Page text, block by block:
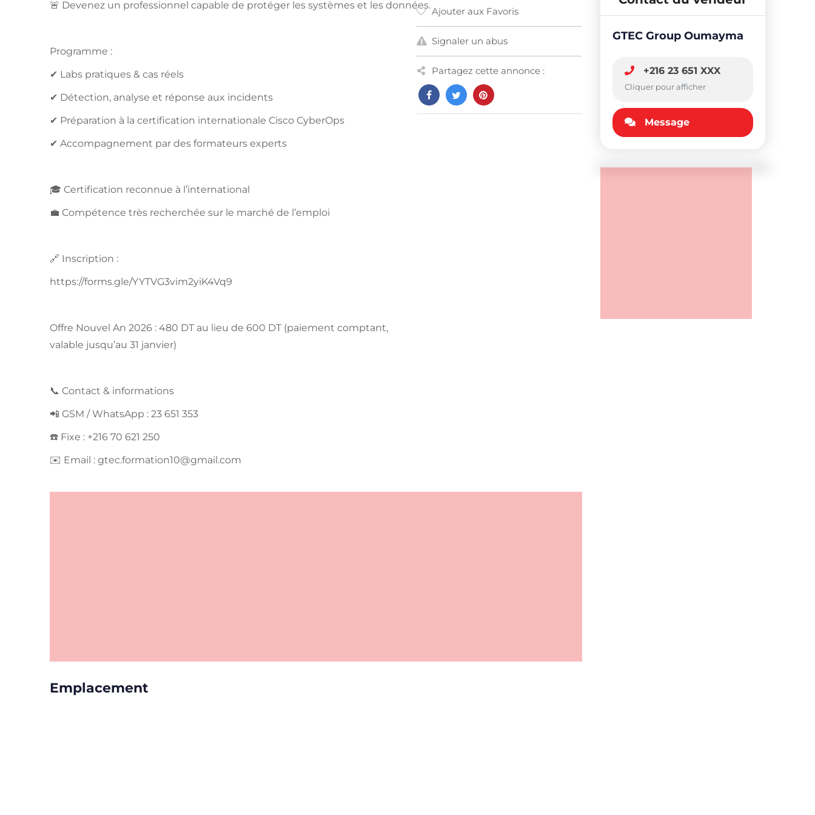
🚨 Devenez un professionnel capable de protéger les systèmes et les données.
Programme :
✔ Labs pratiques & cas réels
✔ Détection, analyse et réponse aux incidents
✔ Préparation à la certification internationale Cisco CyberOps
✔ Accompagnement par des formateurs experts
🎓 Certification reconnue à l’international
💼 Compétence très recherchée sur le marché de l’emploi
🔗 Inscription :
https://forms.gle/YYTVG3vim2yiK4Vq9
Offre Nouvel An 2026 : 480 DT au lieu de 600 DT (paiement comptant,
valable jusqu’au 31 janvier)
📞 Contact & informations
📲 GSM / WhatsApp : 23 651 353
☎️ Fixe : +216 70 621 250
✉️ Email : gtec.formation10@gmail.com
Ajouter aux Favoris
Signaler un abus
Partagez cette annonce :
Emplacement
GTEC Group Oumayma
+216 23 651 XXX
Cliquer pour afficher
Message